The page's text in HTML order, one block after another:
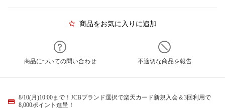
商品をお気に入りに追加
商品についての問い合わせ 不適切な商品を報告
8/10(月)10:00まで！JCBブランド選択で楽天カード新規入会＆3回利用で
8,000ポイント進呈！